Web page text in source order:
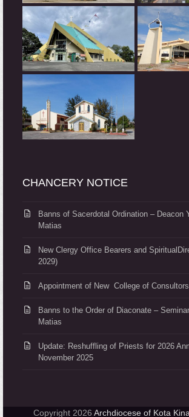
CHANCERY NOTICE
Banns of Sacerdotal Ordination – Deacon
Matias
New Clergy Office Bearers and
2029)
Appointment of New College of Consultors
Banns to the Order of Diaconate –
Matias
Update: Reshuffling of Priests for 2026
November 2025
Copyright 2026 Archdiocese of Kota